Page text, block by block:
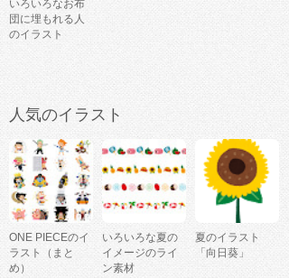
いろいろなお布
団に埋もれる人
のイラスト
人気のイラスト
ONE PIECEのイ
ラスト（まと
め）
いろいろな夏の
イメージのライ
ン素材
夏のイラスト
「向日葵」